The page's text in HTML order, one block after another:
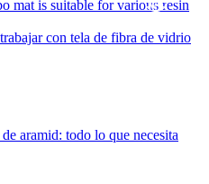
con tela de fibra de vidrio
aramid: todo lo que necesita